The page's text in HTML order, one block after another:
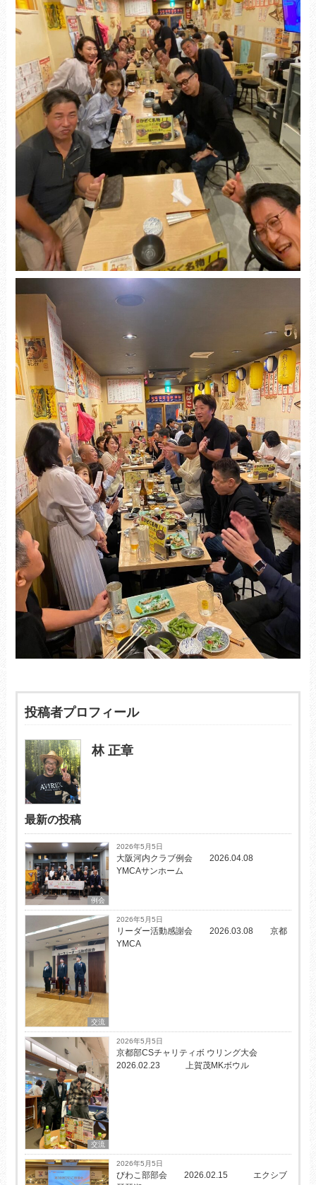
投稿者プロフィール
林 正章
最新の投稿
例会
2026年5月5日
大阪河内クラブ例会 2026.04.08
YMCAサンホーム
交流
2026年5月5日
リーダー活動感謝会 2026.03.08 京都
YMCA
交流
2026年5月5日
京都部CSチャリティボ ウリング大会
2026.02.23 上賀茂MKボウル
2026年5月5日
びわこ部部会 2026.02.15 エクシブ